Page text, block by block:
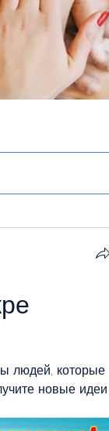
людей, которые
новые идеи